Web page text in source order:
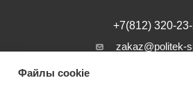
+7(812) 320-
zakaz@politek-
г. Санкт-Петербург,
Файлы cookie